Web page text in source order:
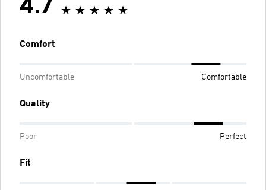
4.7
Comfort
Uncomfortable Comfortable
Quality
Poor Perfect
Fit